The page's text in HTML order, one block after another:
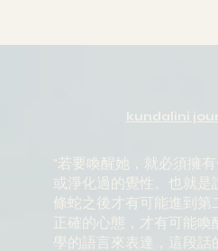
"若要喚醒她，就必須擁
或淨化過的覺性。也就是
條蛇之後才有可能進到第
正確的心態，才有可能喚
學的語言來表達，這段話
kundalini